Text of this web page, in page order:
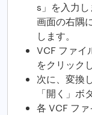
s」を入力し
画面の右隅
します。
VCF ファイ
をクリック
次に、変換
「開く」ボ
各 VCF フ